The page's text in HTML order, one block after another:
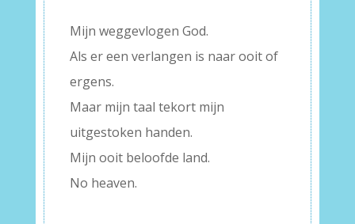
Mijn weggevlogen God.
Als er een verlangen is naar ooit of
ergens.
Maar mijn taal tekort mijn
uitgestoken handen.
Mijn ooit beloofde land.
No heaven.